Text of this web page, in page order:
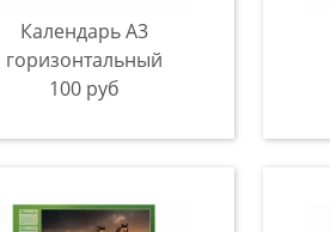
Календарь A3
горизонтальный
100 руб